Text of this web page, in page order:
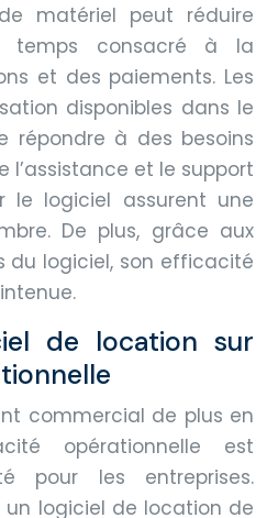
matériel peut réduire
temps consacré à la
et des paiements. Les
disponibles dans le
répondre à des besoins
l’assistance et le support
le logiciel assurent une
De plus, grâce aux
du logiciel, son efficacité
de location sur
commercial de plus en
opérationnelle est
pour les entreprises.
un logiciel de location de